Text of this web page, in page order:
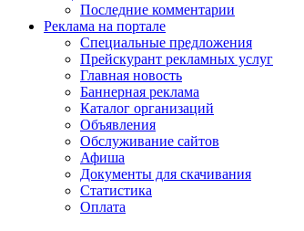
Последние комментарии
Реклама на портале
Специальные предложения
Прейскурант рекламных услуг
Главная новость
Баннерная реклама
Каталог организаций
Объявления
Обслуживание сайтов
Афиша
Документы для скачивания
Статистика
Оплата